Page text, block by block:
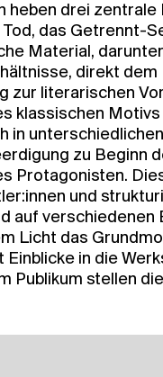
heben drei zen­tra­le
das Getrennt-
Mate­ri­al,
direkt
zur lite­ra­ri­schen
klas­si­schen
in
zu Beginn
Prot­ago­nis­ten.
und
auf ver­schie­de­nen
Licht das
Ein­bli­cke in die
Publi­kum stel­len